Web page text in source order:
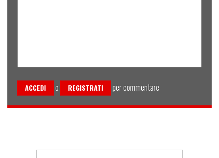
ACCEDI o REGISTRATI per commentare